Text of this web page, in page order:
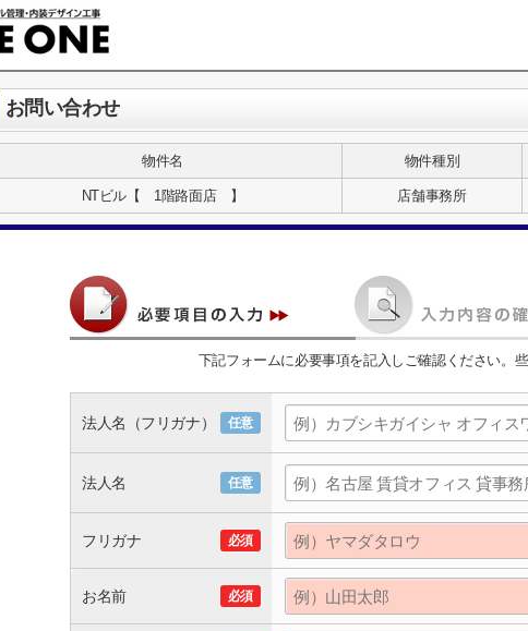
お問い合わせ
物件名 物件種別
NTビル【 1階路面店 】 店舗事務所
下記フォームに必要事項を記入しご確認ください。
法人名（フリガナ） 任意
法人名 任意
フリガナ 必須
お名前 必須